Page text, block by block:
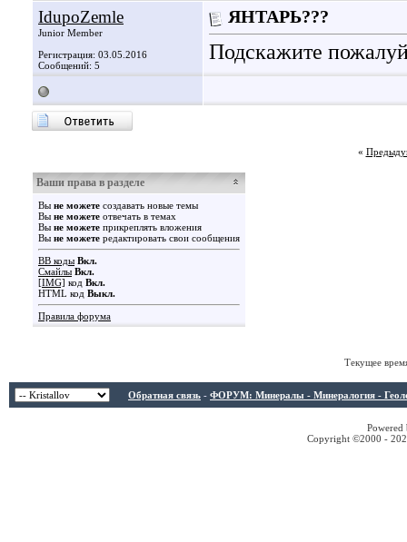
IdupoZemle
Junior Member
Регистрация: 03.05.2016
Сообщений: 5
ЯНТАРЬ???
Подскажите
«
Ваши права в разделе
Вы не можете создавать новые темы
Вы не можете отвечать в темах
Вы не можете прикреплять вложения
Вы не можете редактировать свои сообщения
BB коды Вкл.
Смайлы Вкл.
[IMG] код Вкл.
HTML код Выкл.
Правила форума
Текущее
Обратная связь - ФОРУМ: Минералы - Минералогия -
Copyright ©2000 -